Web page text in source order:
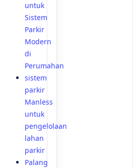
untuk
Sistem
Parkir
Modern
di
Perumahan
sistem
parkir
Manless
untuk
pengelolaan
lahan
parkir
Palang